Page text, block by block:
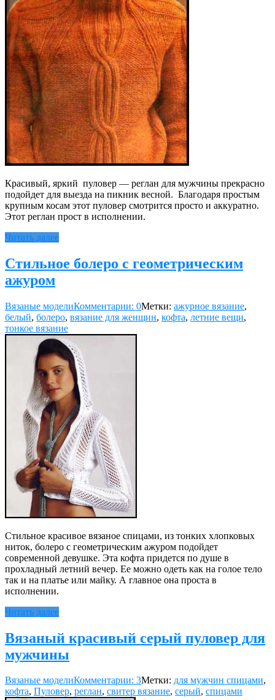
Красивый, яркий пуловер — реглан для мужчины прекрасно
подойдет для выезда на пикник весной. Благодаря простым
крупным косам этот пуловер смотрится просто и аккуратно.
Этот реглан прост в исполнении.
Читать далее
Стильное болеро с геометрическим
ажуром
Вязаные моделиКомментарии: 0Метки: ажурное вязание,
белый, болеро, вязание для женщин, кофта, летние вещи,
тонкое вязание
Стильное красивое вязаное спицами, из тонких хлопковых
ниток, болеро с геометрическим ажуром подойдет
современной девушке. Эта кофта придется по душе в
прохладный летний вечер. Ее можно одеть как на голое тело
так и на платье или майку. А главное она проста в
исполнении.
Читать далее
Вязаный красивый серый пуловер для
мужчины
Вязаные моделиКомментарии: 3Метки: для мужчин спицами,
кофта, Пуловер, реглан, свитер вязание, серый, спицами